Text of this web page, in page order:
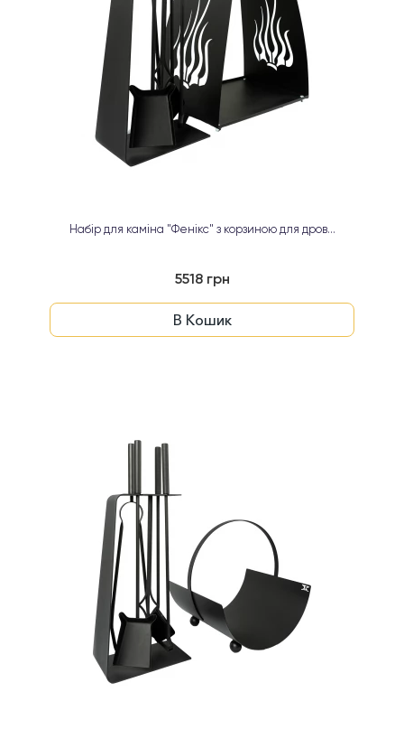
Набір для каміна "Фенікс" з корзиною для дров...
5518 грн
В Кошик